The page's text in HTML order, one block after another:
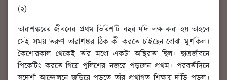
(২)
তারাশঙ্করের জীবনের প্রথম তিরিশটি বছর যদি লক্ষ করা হয় তাহলে
সেই সময় তরুণ তারাশঙ্কর ঠিক কী করতে চাইছেন বোঝা মুশকিল।
কৈশোরকাল থেকেই তাঁর মধ্যে একটা অস্থিরতা ছিল। ছাত্রজীবনে
পিকেটিং করতে গিয়ে পুলিশের নজরে পড়লেন প্রথম। পরবর্তীদিনে